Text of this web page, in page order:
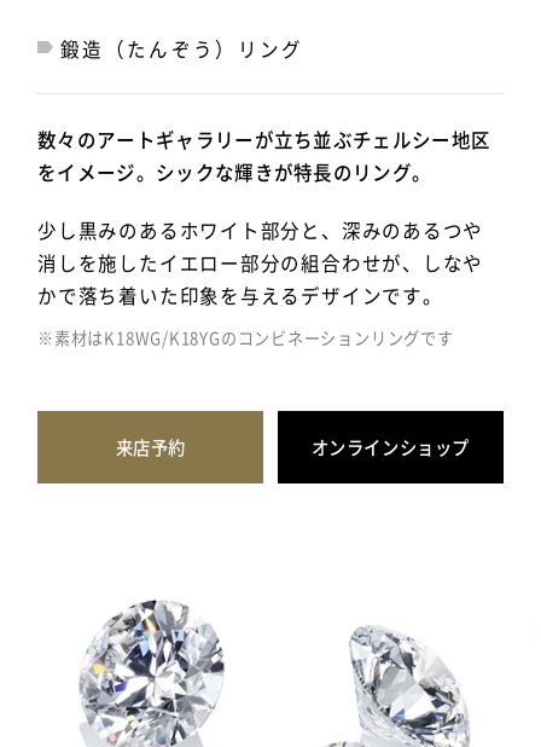
鍛造（たんぞう）リング
数々のアートギャラリーが立ち並ぶチェルシー地区
をイメージ。シックな輝きが特長のリング。
少し黒みのあるホワイト部分と、深みのあるつや
消しを施したイエロー部分の組合わせが、しなや
かで落ち着いた印象を与えるデザインです。
※素材はK18WG/K18YGのコンビネーションリングです
来店予約 オンラインショップ